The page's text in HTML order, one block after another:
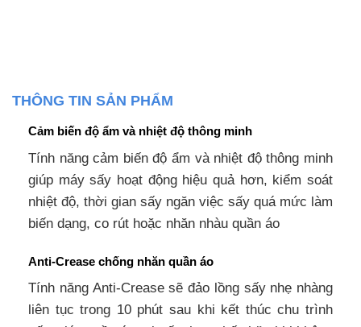
THÔNG TIN SẢN PHẨM
Cảm biến độ ẩm và nhiệt độ thông minh
Tính năng cảm biến độ ẩm và nhiệt độ thông minh
giúp máy sấy hoạt động hiệu quả hơn, kiểm soát
nhiệt độ, thời gian sấy ngăn việc sấy quá mức làm
biến dạng, co rút hoặc nhăn nhàu quần áo
Anti-Crease chống nhăn quần áo
Tính năng Anti-Crease sẽ đảo lồng sấy nhẹ nhàng
liên tục trong 10 phút sau khi kết thúc chu trình